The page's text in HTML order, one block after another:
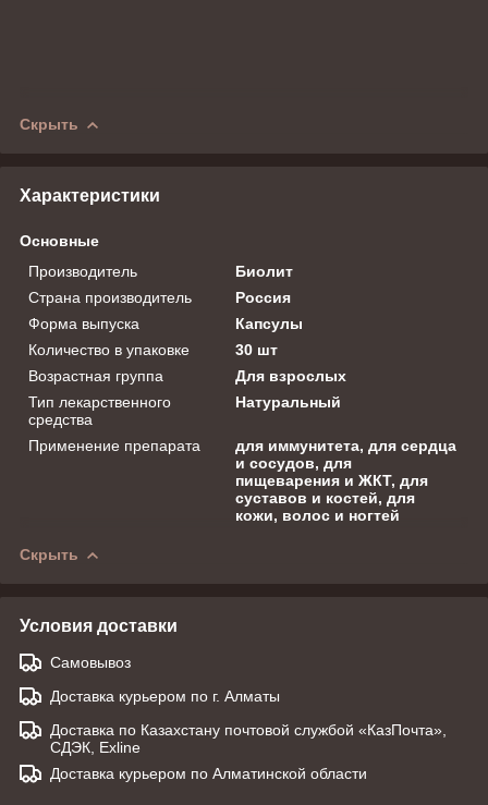
Скрыть
Характеристики
Основные
Производитель
Биолит
Страна производитель
Россия
Форма выпуска
Капсулы
Количество в упаковке
30 шт
Возрастная группа
Для взрослых
Тип лекарственного
средства
Натуральный
Применение препарата
для иммунитета, для сердца
и сосудов, для
пищеварения и ЖКТ, для
суставов и костей, для
кожи, волос и ногтей
Скрыть
Условия доставки
Самовывоз
Доставка курьером по г. Алматы
Доставка по Казахстану почтовой службой «КазПочта»,
СДЭК, Exline
Доставка курьером по Алматинской области